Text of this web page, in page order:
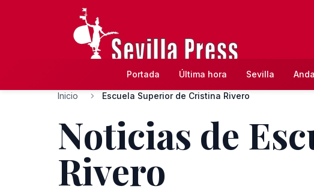
Portada Última hora Sevilla
Inicio Escuela Superior de Cristina Rivero
Noticias de
Rivero